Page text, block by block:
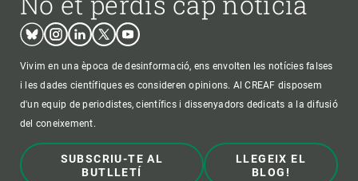
BlueskyInstagram
LinkedinTwitterYoutube
Vivim en una època de desinformació, ens envolten les notícies falses
i les dades científiques es consideren opinions. Al CREAF disposem
d'un equip de periodistes, científics i dissenyadors dedicats a la difusió
del coneixement.
SUBSCRIU-TE AL
BUTLLETÍ
LLEGEIX EL
BLOG!